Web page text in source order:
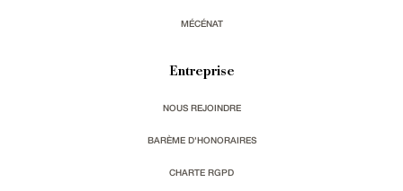
MÉCÉNAT
Entreprise
NOUS REJOINDRE
BARÈME D'HONORAIRES
CHARTE RGPD